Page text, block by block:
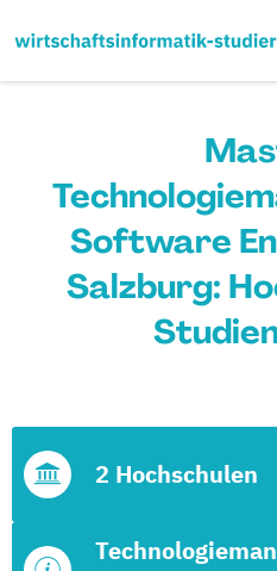
Software
Salzburg:
2 Hochschulen